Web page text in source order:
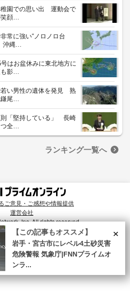
稚園での思い出 運動会で
笑顔…
常に強い“ノロノロ台
沖縄…
号はお盆休みに東北地方に
影…
若い男性の遺体を発見 熟
鎌尾…
「堅持している」 長崎
つ全…
ランキング一覧へ
ご意見・ご感想や情報提供
運営会社
Inc. All rights reserved.
興味・関⼼に合致したコンテンツや広告配信を提供する
詳細は、 プライバシーポリシー をご確認ください。×
【この記事もオススメ】
岩手・宮古市にレベル4土砂災害
危険警報 気象庁|FNNプライムオ
ンラ...